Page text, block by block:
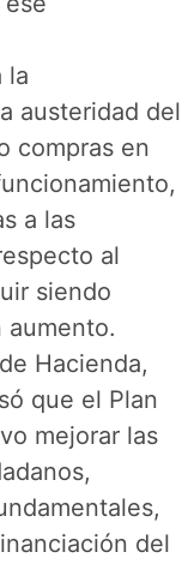
la
austeridad del
compras en
a las
al
siendo
aumento.
Hacienda,
que el Plan
mejorar las
del